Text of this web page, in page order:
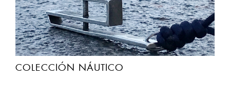
COLECCIÓN NÁUTICO